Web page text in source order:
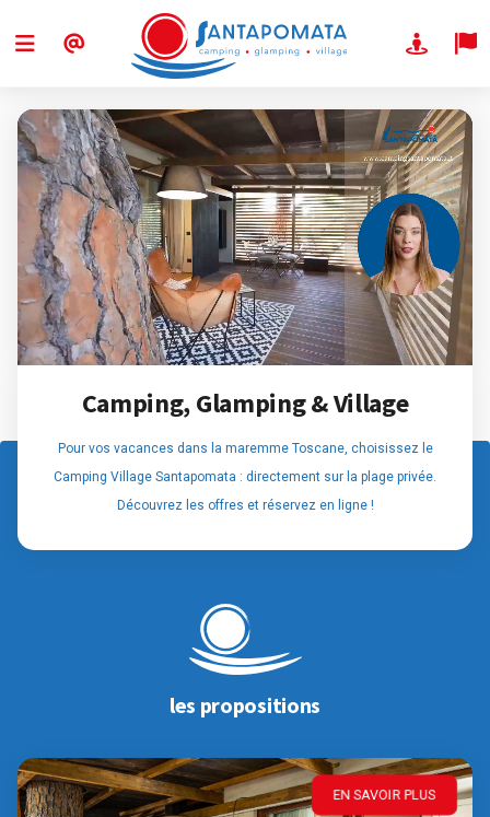
Camping, Glamping & Village
Pour vos vacances dans la maremme Toscane, choisissez le
Camping Village Santapomata : directement sur la plage privée.
Découvrez les offres et réservez en ligne !
les propositions
EN SAVOIR PLUS